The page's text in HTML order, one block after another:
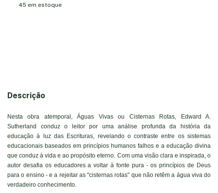
45 em estoque
Descrição
Nesta obra atemporal, Águas Vivas ou Cisternas Rotas, Edward A.
Sutherland conduz o leitor por uma análise profunda da história da
educação à luz das Escrituras, revelando o contraste entre os sistemas
educacionais baseados em princípios humanos falhos e a educação divina
que conduz à vida e ao propósito eterno. Com uma visão clara e inspirada, o
autor desafia os educadores a voltar à fonte pura - os princípios de Deus
para o ensino - e a rejeitar as "cisternas rotas" que não retêm a água viva do
verdadeiro conhecimento.